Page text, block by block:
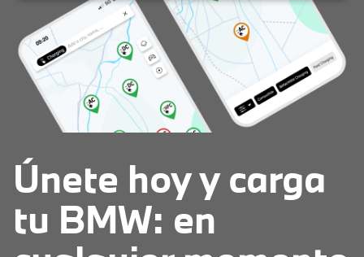
Únete hoy y carga
tu BMW: en